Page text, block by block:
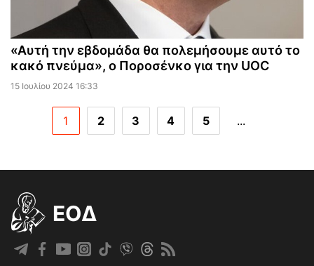
«Αυτή την εβδομάδα θα πολεμήσουμε αυτό το
κακό πνεύμα», ο Ποροσένκο για την UOC
15 Ιουλίου 2024 16:33
1 2 3 4 5 ...
EOΔ